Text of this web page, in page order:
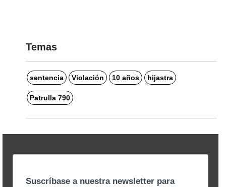
Temas
sentencia Violación 10 años hijastra
Patrulla 790